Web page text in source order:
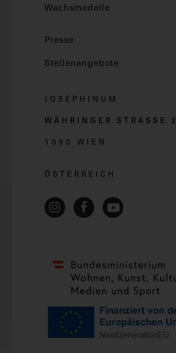
Wachsmodelle
Presse
Stellenangebote
JOSEPHINUM
WÄHRINGER STRASSE 2
1090 WIEN
ÖSTERREICH